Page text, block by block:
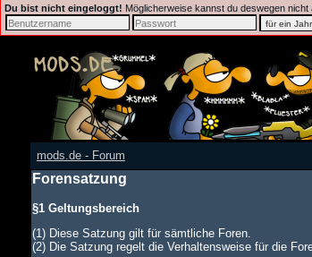
Du bist nicht eingeloggt! Möglicherweise kannst du deswegen nicht
mods.de - Forum
Forensatzung
§1 Geltungsbereich
(1) Diese Satzung gilt für sämtliche Foren.
(2) Die Satzung regelt die Verhaltensweise für die